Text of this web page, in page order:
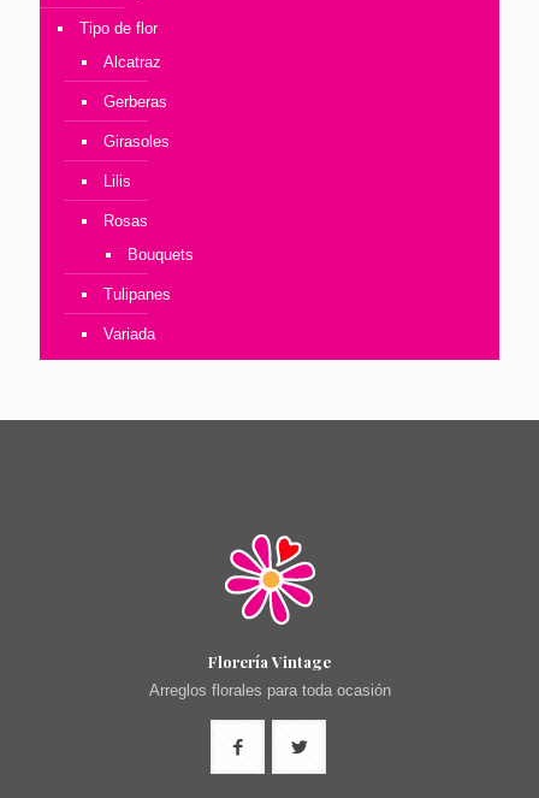
Tipo de flor
Alcatraz
Gerberas
Girasoles
Lilis
Rosas
Bouquets
Tulipanes
Variada
Florería Vintage
Arreglos florales para toda ocasión